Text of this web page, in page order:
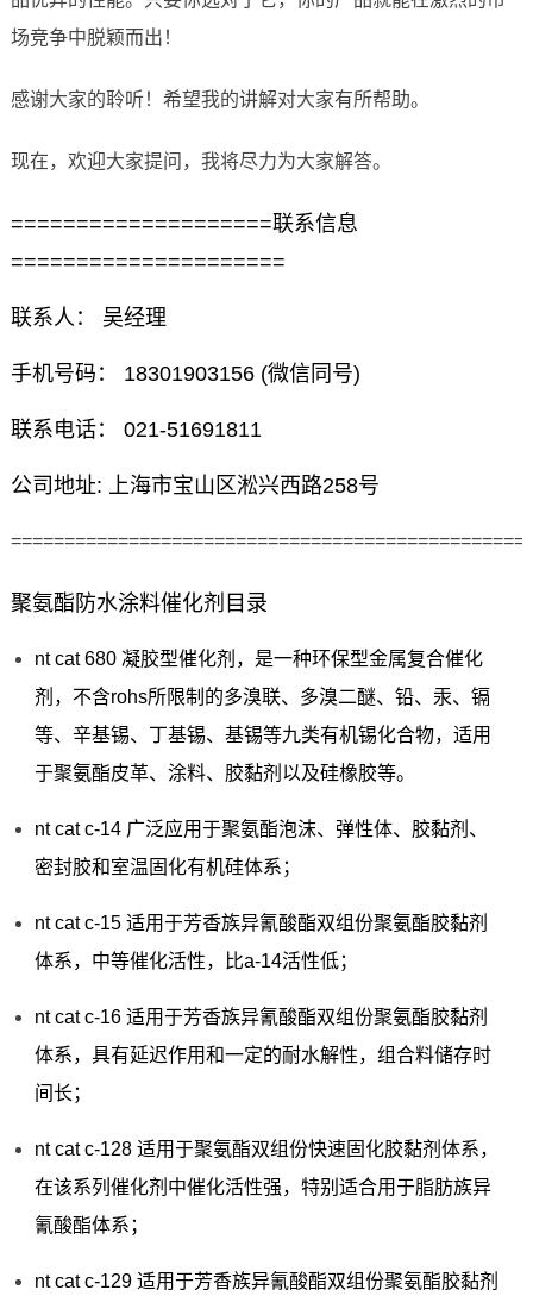
场竞争中脱颖而出！
感谢大家的聆听！希望我的讲解对大家有所帮助。
现在，欢迎大家提问，我将尽力为大家解答。
====================联系信息
=====================
联系人： 吴经理
手机号码： 18301903156 (微信同号)
联系电话： 021-51691811
公司地址: 上海市宝山区淞兴西路258号
聚氨酯防水涂料催化剂目录
nt cat 680 凝胶型催化剂，是一种环保型金属复合催化
剂，不含rohs所限制的多溴联、多溴二醚、铅、汞、镉
等、辛基锡、丁基锡、基锡等九类有机锡化合物，适用
于聚氨酯皮革、涂料、胶黏剂以及硅橡胶等。
nt cat c-14 广泛应用于聚氨酯泡沫、弹性体、胶黏剂、
密封胶和室温固化有机硅体系；
nt cat c-15 适用于芳香族异氰酸酯双组份聚氨酯胶黏剂
体系，中等催化活性，比a-14活性低；
nt cat c-16 适用于芳香族异氰酸酯双组份聚氨酯胶黏剂
体系，具有延迟作用和一定的耐水解性，组合料储存时
间长；
nt cat c-128 适用于聚氨酯双组份快速固化胶黏剂体系，
在该系列催化剂中催化活性强，特别适合用于脂肪族异
氰酸酯体系；
nt cat c-129 适用于芳香族异氰酸酯双组份聚氨酯胶黏剂